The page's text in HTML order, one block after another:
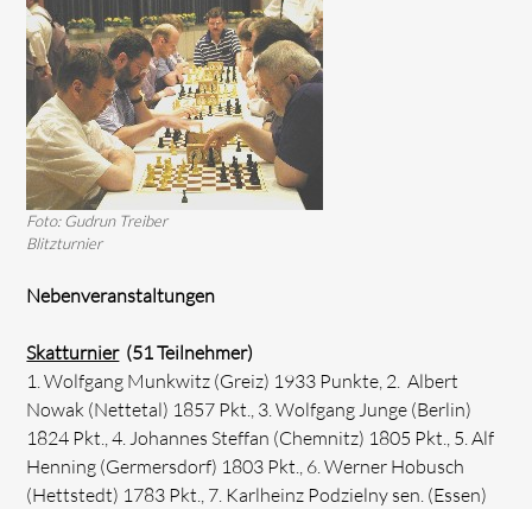
Foto: Gudrun Treiber
Blitzturnier
Nebenveranstaltungen
Skatturnier(51 Teilnehmer)
1. Wolfgang Munkwitz (Greiz) 1933 Punkte, 2. Albert
Nowak (Nettetal) 1857 Pkt., 3. Wolfgang Junge (Berlin)
1824 Pkt., 4. Johannes Steffan (Chemnitz) 1805 Pkt., 5. Alf
Henning (Germersdorf) 1803 Pkt., 6. Werner Hobusch
(Hettstedt) 1783 Pkt., 7. Karlheinz Podzielny sen. (Essen)